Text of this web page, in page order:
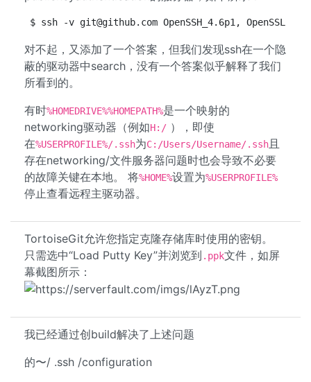
$ ssh -v git@github.com OpenSSH_4.6p1,
对不起，又添加了一个答案，但我们发现ssh在一个隐
蔽的驱动器中search，没有一个答案似乎解释了我们
所看到的。
有时%HOMEDRIVE%%HOMEPATH%是一个映射的
networking驱动器（例如H:/ ），即使
在%USERPROFILE%/.ssh为C:/Users/Username/.ssh且
存在networking/文件服务器问题时也会导致不必要
的故障关键在本地。 将%HOME%设置为%USERPROFILE%
停止查看远程主驱动器。
TortoiseGit允许您指定克隆存储库时使用的密钥。
只需选中“Load Putty Key”并浏览到 .ppk文件，如屏
幕截图所示：
我已经通过创build解决了上述问题
的〜/ .ssh /configuration